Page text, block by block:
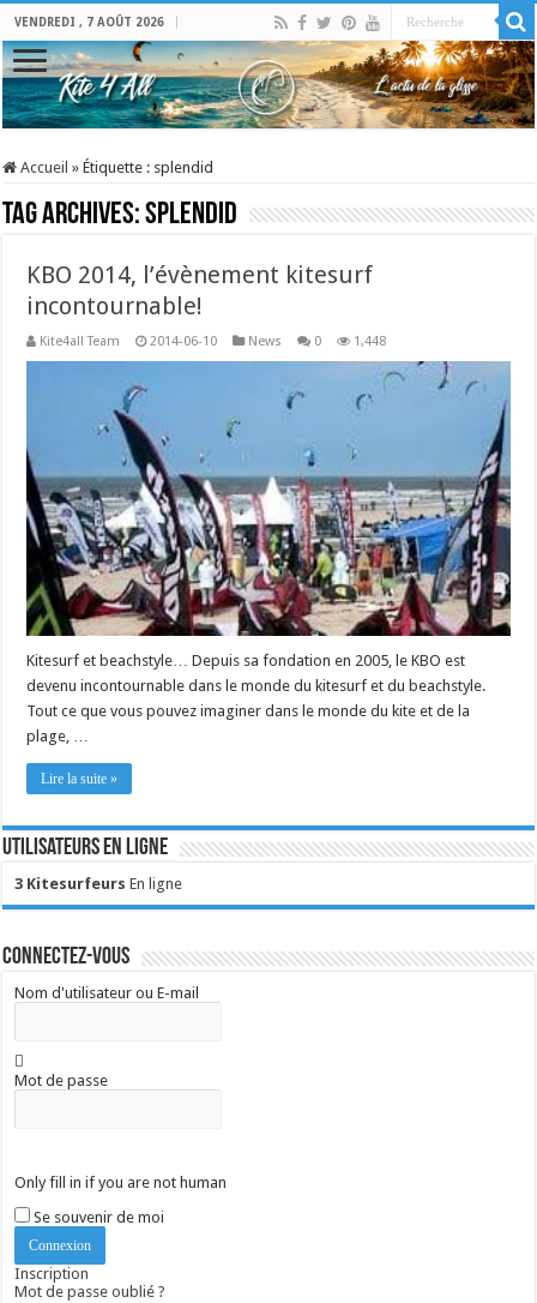
VENDREDI , 7 AOÛT 2026
Accueil » Étiquette : splendid
Tag Archives:splendid
KBO 2014, l’évènement kitesurf
incontournable!
Kite4all Team 2014-06-10 News 0 1,448
Kitesurf et beachstyle… Depuis sa fondation en 2005, le KBO est
devenu incontournable dans le monde du kitesurf et du beachstyle.
Tout ce que vous pouvez imaginer dans le monde du kite et de la
plage, …
Lire la suite »
Utilisateurs en ligne
3 Kitesurfeurs En ligne
Connectez-vous
Nom d'utilisateur ou E-mail
Mot de passe
Only fill in if you are not human
Se souvenir de moi
Inscription
Mot de passe oublié ?